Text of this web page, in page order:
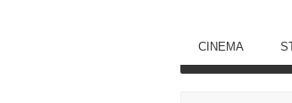
CINEMA